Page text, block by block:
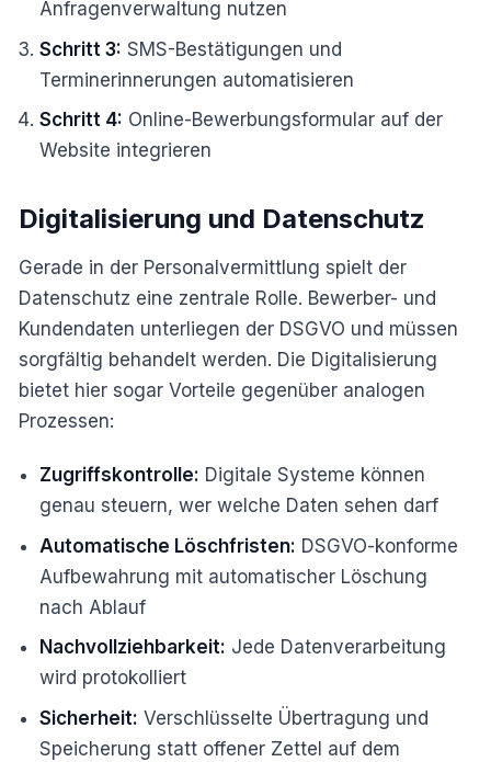
Anfragenverwaltung nutzen
Schritt 3: SMS-Bestätigungen und
Terminerinnerungen automatisieren
Schritt 4: Online-Bewerbungsformular auf der
Website integrieren
Digitalisierung und Datenschutz
Gerade in der Personalvermittlung spielt der
Datenschutz eine zentrale Rolle. Bewerber- und
Kundendaten unterliegen der DSGVO und müssen
sorgfältig behandelt werden. Die Digitalisierung
bietet hier sogar Vorteile gegenüber analogen
Prozessen:
Zugriffskontrolle: Digitale Systeme können
genau steuern, wer welche Daten sehen darf
Automatische Löschfristen: DSGVO-konforme
Aufbewahrung mit automatischer Löschung
nach Ablauf
Nachvollziehbarkeit: Jede Datenverarbeitung
wird protokolliert
Sicherheit: Verschlüsselte Übertragung und
Speicherung statt offener Zettel auf dem